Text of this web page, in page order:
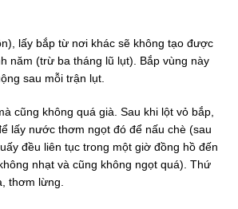
lấy bắp từ nơi khác sẽ không tạo được
năm (trừ ba tháng lũ lụt). Bắp vùng này
sau mỗi trận lụt.
cũng không quá già. Sau khi lột vỏ bắp,
lấy nước thơm ngọt đó để nấu chè (sau
đều liên tục trong một giờ đồng hồ đến
nhạt và cũng không ngọt quá). Thứ
thơm lừng.